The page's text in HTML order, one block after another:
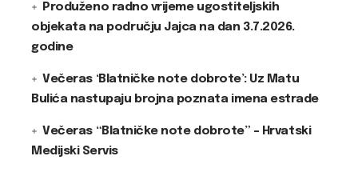
Produženo radno vrijeme ugostiteljskih
objekata na području Jajca na dan 3.7.2026.
godine
Večeras ‘Blatničke note dobrote’: Uz Matu
Bulića nastupaju brojna poznata imena estrade
Večeras “Blatničke note dobrote” – Hrvatski
Medijski Servis